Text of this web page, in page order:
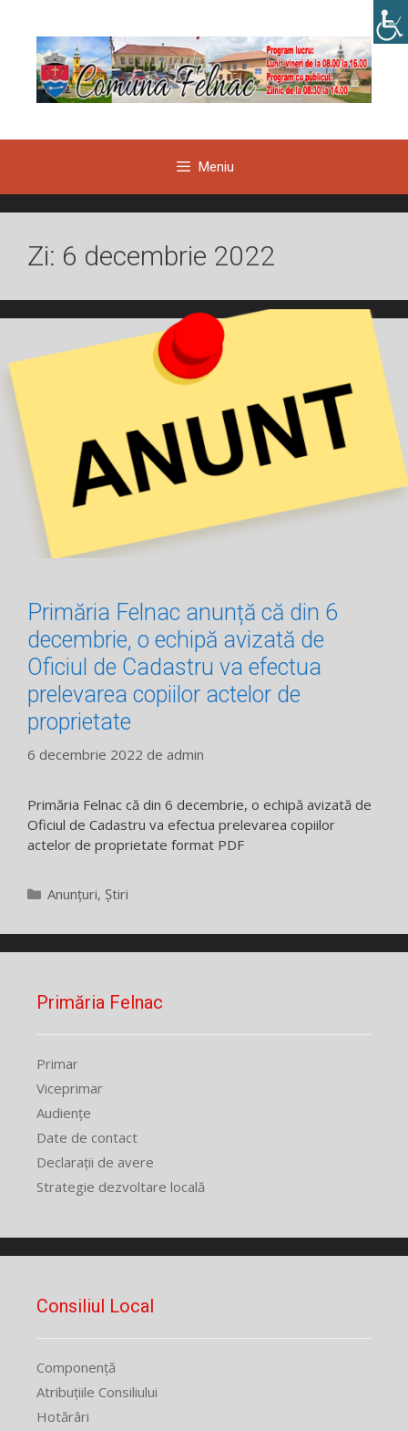
conținut
Meniu
Zi: 6 decembrie 2022
Primăria Felnac anunță că din 6
decembrie, o echipă avizată de
Oficiul de Cadastru va efectua
prelevarea copiilor actelor de
proprietate
6 decembrie 2022 de admin
Primăria Felnac că din 6 decembrie, o echipă avizată de
Oficiul de Cadastru va efectua prelevarea copiilor
actelor de proprietate format PDF
Categorii
Anunțuri, Știri
Primăria Felnac
Primar
Viceprimar
Audiențe
Date de contact
Declarații de avere
Strategie dezvoltare locală
Consiliul Local
Componență
Atribuțiile Consiliului
Hotărâri